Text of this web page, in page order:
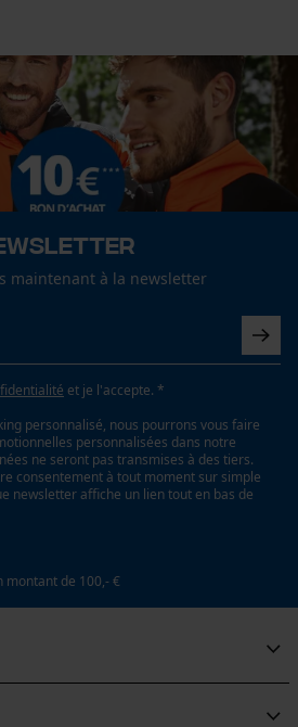
maintenant à la newsletter
et je l'accepte. *
personnalisé, nous pourrons vous faire
personnalisées dans notre
ne seront pas transmises à des tiers.
consentement à tout moment sur simple
newsletter affiche un lien tout en bas de
de 100,- €
Personalization
d'accueil personnalisée
sauvegardé
personnelle
IP et détection des
Maps
de contact par chat
Global Site Tag